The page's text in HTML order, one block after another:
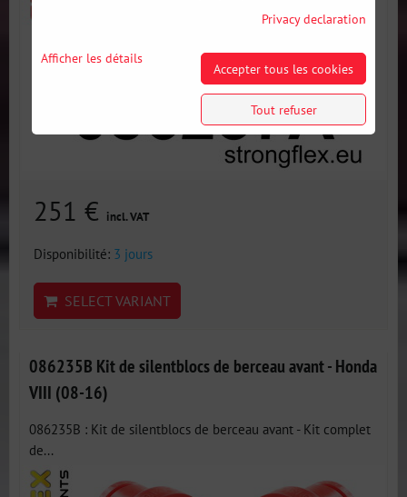
251 € incl. VAT
Disponibilité: 3 jours
SELECT VARIANT
086235B Kit de silentblocs de berceau avant - Honda
VIII (08-16)
086235B : Kit de silentblocs de berceau avant - Kit complet
de...
Privacy declaration
Afficher les détails
Accepter tous les cookies
Tout refuser